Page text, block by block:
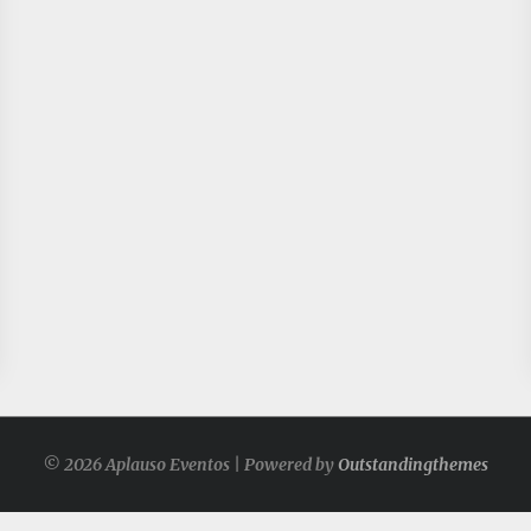
© 2026 Aplauso Eventos | Powered byOutstandingthemes